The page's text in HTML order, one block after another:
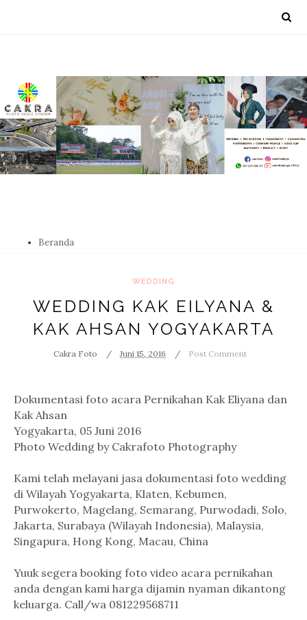
Beranda
WEDDING
WEDDING KAK EILYANA &
KAK AHSAN YOGYAKARTA
Cakra Foto Juni 15, 2016 Post Comment
Dokumentasi foto acara Pernikahan Kak Eliyana dan
Kak Ahsan
Yogyakarta, 05 Juni 2016
Photo Wedding by Cakrafoto Photography
Kami telah melayani jasa dokumentasi foto wedding
di Wilayah Yogyakarta, Klaten, Kebumen,
Purwokerto, Magelang, Semarang, Purwodadi, Solo,
Jakarta, Surabaya (Wilayah Indonesia), Malaysia,
Singapura, Hong Kong, Macau, China
Yuuk segera booking foto video acara pernikahan
anda dengan kami harga dijamin nyaman dikantong
keluarga. Call/wa 081229568711